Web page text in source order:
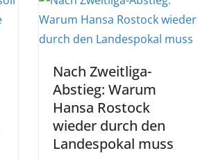
Nach Zweitliga-
Abstieg: Warum
Hansa Rostock
wieder durch den
Landespokal muss